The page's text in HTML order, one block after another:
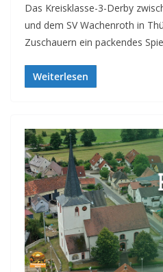
Das Kreisklasse-3-Derby
und dem SV Wachenroth in
Zuschauern ein packendes
Weiterlesen